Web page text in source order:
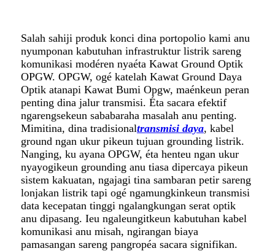
Salah sahiji produk konci dina portopolio kami anu
nyumponan kabutuhan infrastruktur listrik sareng
komunikasi modéren nyaéta Kawat Ground Optik
OPGW. OPGW, ogé katelah Kawat Ground Daya
Optik atanapi Kawat Bumi Opgw, maénkeun peran
penting dina jalur transmisi. Éta sacara efektif
ngarengsekeun sababaraha masalah anu penting.
Mimitina, dina tradisionaltransmisi daya, kabel
ground ngan ukur pikeun tujuan grounding listrik.
Nanging, ku ayana OPGW, éta henteu ngan ukur
nyayogikeun grounding anu tiasa dipercaya pikeun
sistem kakuatan, ngajagi tina sambaran petir sareng
lonjakan listrik tapi ogé ngamungkinkeun transmisi
data kecepatan tinggi ngalangkungan serat optik
anu dipasang. Ieu ngaleungitkeun kabutuhan kabel
komunikasi anu misah, ngirangan biaya
pamasangan sareng pangropéa sacara signifikan.